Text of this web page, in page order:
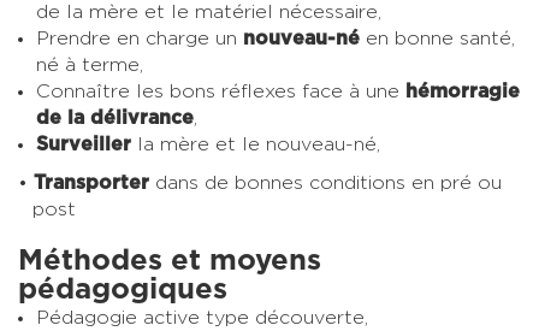
de la mère et le matériel nécessaire,
Prendre en charge un nouveau-né en bonne santé,
né à terme,
Connaître les bons réflexes face à une
hémorragie
de la délivrance
Surveiller la mère et le nouveau-né,
Transporter dans de bonnes conditions en pré ou
post
Méthodes et moyens
pédagogiques
Pédagogie active type découverte,